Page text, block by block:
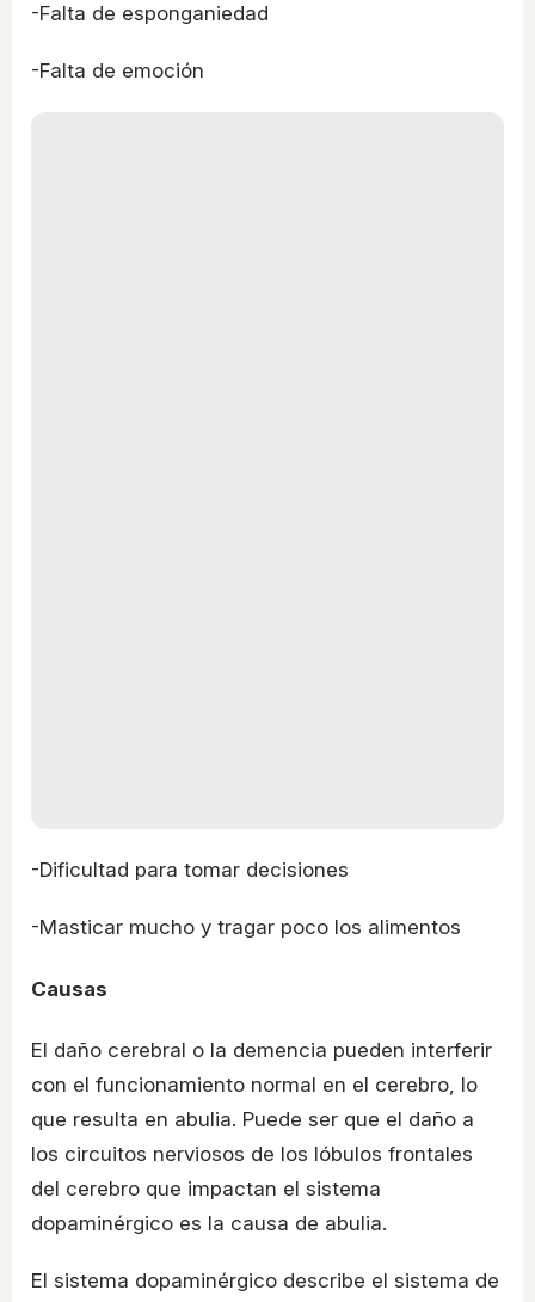
-Falta de esponganiedad
-Falta de emoción
-Dificultad para tomar decisiones
-Masticar mucho y tragar poco los alimentos
Causas
El daño cerebral o la demencia pueden interferir
con el funcionamiento normal en el cerebro, lo
que resulta en abulia. Puede ser que el daño a
los circuitos nerviosos de los lóbulos frontales
del cerebro que impactan el sistema
dopaminérgico es la causa de abulia.
El sistema dopaminérgico describe el sistema de